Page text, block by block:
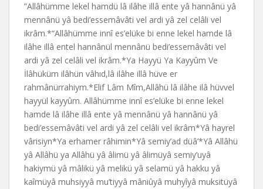
”Allâhümme lekel hamdü lâ ilâhe illâ ente yâ hannânü yâ
mennânü yâ bedi’essemâvâti vel ardi yâ zel celâli vel
ikrâm.*“Allâhümme innî es’elüke bi enne lekel hamde lâ
ilâhe illâ entel hannânül mennânü bedi’essemâvâti vel
ardi yâ zel celâli vel ikrâm.*Ya Hayyü Ya Kayyûm Ve
İlâhüküm ilâhün vâhıd,lâ ilâhe illâ hüve er
rahmânürrahiym.*Elif Lâm Mîm,Allâhü lâ ilâhe ilâ hüvvel
hayyül kayyûm. Allâhümme innî es’elüke bi enne lekel
hamde lâ ilâhe illâ ente yâ mennânü yâ hannânü yâ
bedi’essemâvâti vel ardi yâ zel celâli vel ikrâm*Yâ hayrel
vârisiyn*Ya erhamer râhimin*Yâ semiy’ad düâ’*Yâ Allâhü
yâ Allâhü ya Allâhü yâ âlimü yâ âlimüyâ semiy’uyâ
hakiymü yâ mâlikü yâ melikü yâ selamü yâ hakku yâ
kaîmüyâ muhsiyyâ mu’tiyyâ mâniûyâ muhyîyâ muksitüyâ